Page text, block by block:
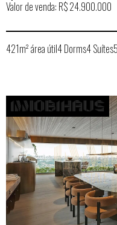
Valor de venda: R$ 24.900.000
421m² área útil4 Dorms4 Suítes